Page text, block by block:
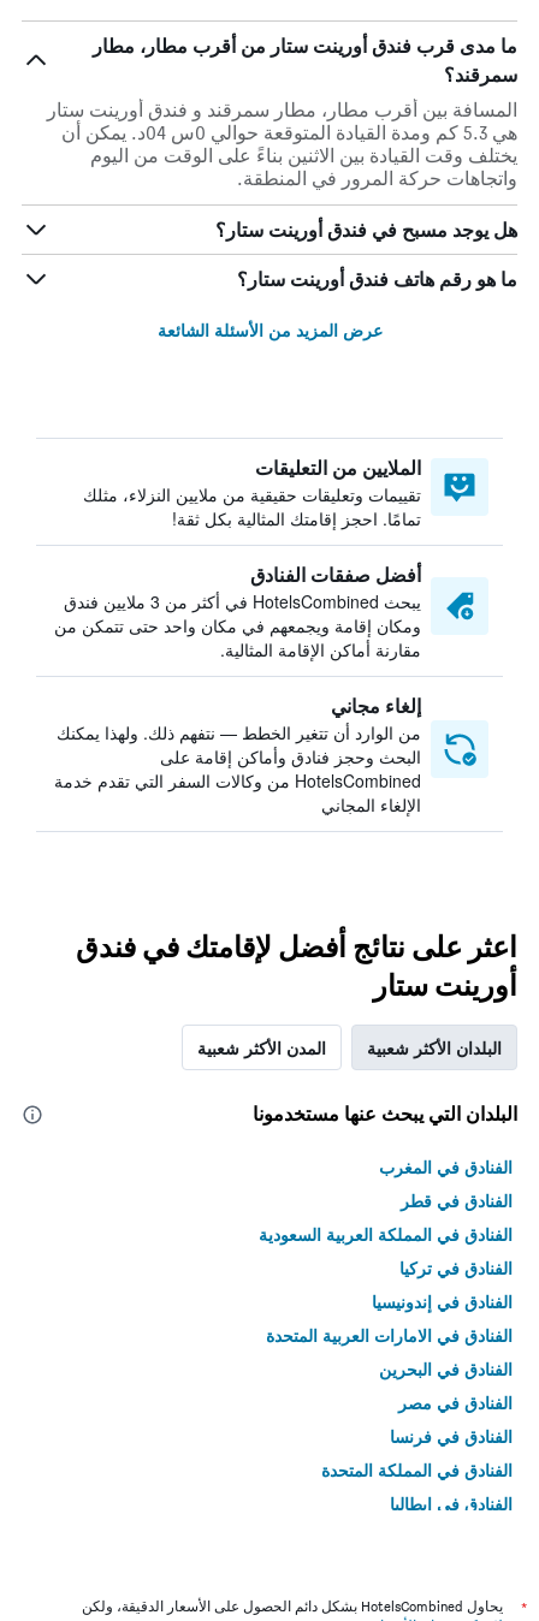
ما مدى قرب فندق أورينت ستار من أقرب مطار، مطار
سمرقند؟
المسافة بين أقرب مطار، مطار سمرقند و فندق أورينت ستار
هي 5.3 كم ومدة القيادة المتوقعة حوالي 0س 04د. يمكن أن
يختلف وقت القيادة بين الاثنين بناءً على الوقت من اليوم
واتجاهات حركة المرور في المنطقة.
هل يوجد مسبح في فندق أورينت ستار؟
ما هو رقم هاتف فندق أورينت ستار؟
عرض المزيد من الأسئلة الشائعة
الملايين من التعليقات
تقييمات وتعليقات حقيقية من ملايين النزلاء، مثلك
تمامًا. احجز إقامتك المثالية بكل ثقة!
أفضل صفقات الفنادق
يبحث HotelsCombined في أكثر من 3 ملايين فندق
ومكان إقامة ويجمعهم في مكان واحد حتى تتمكن من
مقارنة أماكن الإقامة المثالية.
إلغاء مجاني
من الوارد أن تتغير الخطط — نتفهم ذلك. ولهذا يمكنك
البحث وحجز فنادق وأماكن إقامة على
HotelsCombined من وكالات السفر التي تقدم خدمة
الإلغاء المجاني
اعثر على نتائج أفضل لإقامتك في فندق
أورينت ستار
البلدان الأكثر شعبية المدن الأكثر شعبية
البلدان التي يبحث عنها مستخدمونا
الفنادق في المغرب
الفنادق في قطر
الفنادق في المملكة العربية السعودية
الفنادق في تركيا
الفنادق في إندونيسيا
الفنادق في الامارات العربية المتحدة
الفنادق في البحرين
الفنادق في مصر
الفنادق في فرنسا
الفنادق في المملكة المتحدة
الفنادق في إيطاليا
*
يحاول HotelsCombined بشكل دائم الحصول على الأسعار الدقيقة، ولكن